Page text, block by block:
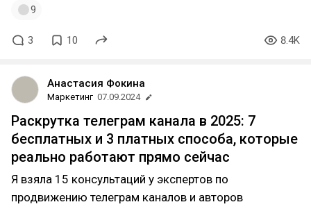
9
3 10 8.4K
Анастасия Фокина
Маркетинг 07.09.2024
Раскрутка телеграм канала в 2025: 7
бесплатных и 3 платных способа, которые
реально работают прямо сейчас
Я взяла 15 консультаций у экспертов по
продвижению телеграм каналов и авторов